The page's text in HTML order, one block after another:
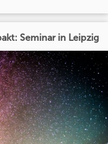
Seminar in Leipzig